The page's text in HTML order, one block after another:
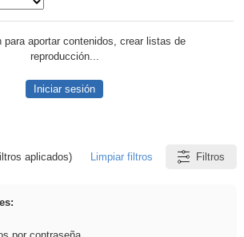
para aportar contenidos, crear listas de
reproducción...
Iniciar sesión
ies_galileo_galilei
aplicados) Limpiar filtros Filtros